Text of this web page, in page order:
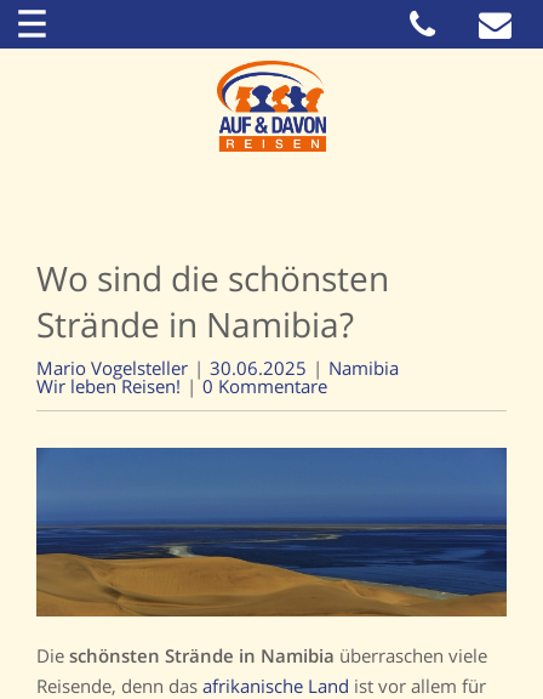
Wo sind die schönsten
Strände in Namibia?
Mario Vogelsteller 30.06.2025 Namibia
Wir leben Reisen! 0 Kommentare
Die schönsten Strände in Namibia überraschen viele
Reisende, denn das afrikanische Land ist vor allem für